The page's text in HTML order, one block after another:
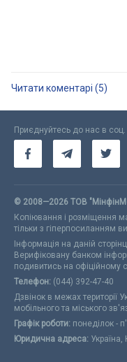
Читати коментарі (5)
Приєднуйтесь до нас в
© 2008—2026 ТОВ
Копіювання і розміщення
тільки з гіперпосиланням
Інформація на даній
Верифіковану банком
подивитись на офіційному
Телефон: (044) 392-47-40
Дзвінок в межах території
мобільного та міського
Графік роботи: понеділок -
Юридична адреса: